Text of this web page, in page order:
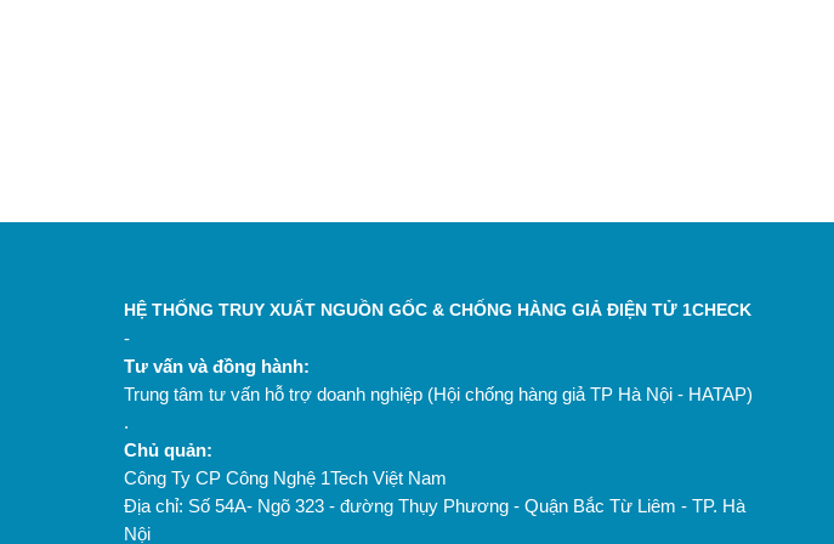
HỆ THỐNG TRUY XUẤT NGUỒN GỐC & CHỐNG HÀNG GIẢ ĐIỆN TỬ 1CHECK
-
Tư vấn và đồng hành:
Trung tâm tư vấn hỗ trợ doanh nghiệp (Hội chống hàng giả TP Hà Nội - HATAP)
.
Chủ quản:
Công Ty CP Công Nghệ 1Tech Việt Nam
Địa chỉ: Số 54A- Ngõ 323 - đường Thụy Phương - Quận Bắc Từ Liêm - TP. Hà
Nội